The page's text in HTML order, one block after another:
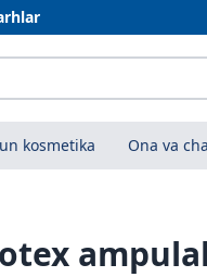
kosmetika Ona va